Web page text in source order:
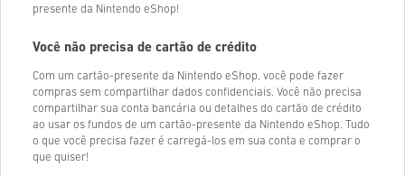
presente da Nintendo eShop!
Você não precisa de cartão de crédito
Com um cartão-presente da Nintendo eShop, você pode fazer
compras sem compartilhar dados confidenciais. Você não precisa
compartilhar sua conta bancária ou detalhes do cartão de crédito
ao usar os fundos de um cartão-presente da Nintendo eShop. Tudo
o que você precisa fazer é carregá-los em sua conta e comprar o
que quiser!